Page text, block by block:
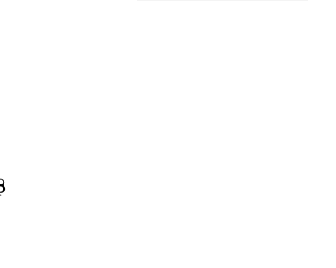
Soluciones Personalizadas